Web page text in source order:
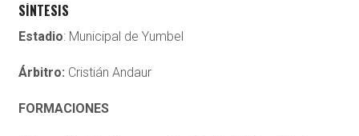
SÍNTESIS
Estadio: Municipal de Yumbel
Árbitro: Cristián Andaur
FORMACIONES